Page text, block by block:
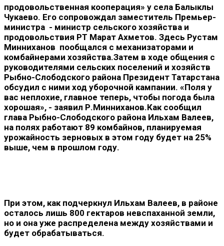
продовольственная кооперация» у села Балыклы
Чукаево. Его сопровождал заместитель Премьер-
министра - министр сельского хозяйства и
продовольствия РТ Марат Ахметов. Здесь Рустам
Минниханов пообщался с механизаторами и
комбайнерами хозяйства.Затем в ходе общения с
руководителями сельских поселений и хозяйств
Рыбно-Слободского района Президент Татарстана
обсудил с ними ход уборочной кампании. «Поля у
вас неплохие, главное теперь, чтобы погода была
хорошая», - заявил Р.Минниханов.Как сообщил
глава Рыбно-Слободского района Ильхам Валеев,
на полях работают 89 комбайнов, планируемая
урожайность зерновых в этом году будет на 25%
выше, чем в прошлом году.
При этом, как подчеркнул Ильхам Валеев, в районе
осталось лишь 800 гектаров невспаханной земли,
но и она уже распределена между хозяйствами и
будет обрабатываться.